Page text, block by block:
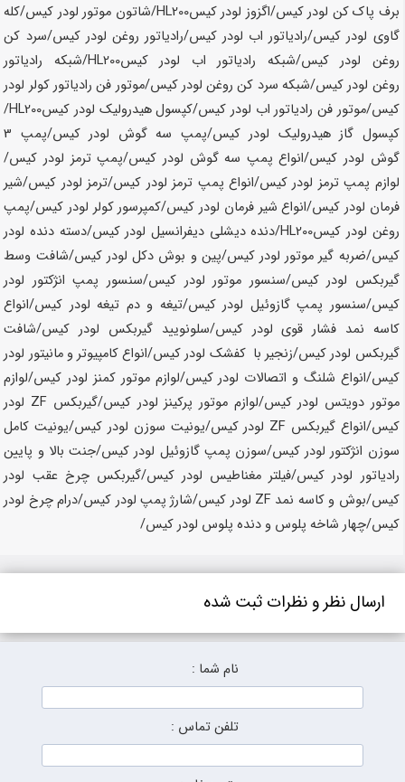
ارسال نظر و نظرات ثبت شده
نام شما :
تلفن تماس :